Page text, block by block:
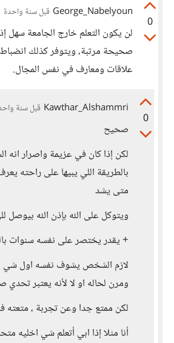
0
George_Nabelyoun قبل سنة واحدة
لن يكون التعلم خارج الجامعة سهل
صحيحة مرتبة، ويتوفر كذلك
علاقات ومعارف في نفس المجال.
0
Kawthar_Alshammri قبل سنة
صحيح
لكن إذا كان في عزيمة واصرار انه
بالطريقة اللي يبيها على راحته
متى يشد
ويتوكل على الله بإذن الله بيوصل
+ يقدر يختصر على نفسه سنوات
لازم الشخص يشوف نفسه اول شي
ومرن لحاله او لا لأنه يعتبر
لكن ممتع جدا وعن تجربة ، متعته
أنا مثلا إذا ابي أتعلم شي اخليه